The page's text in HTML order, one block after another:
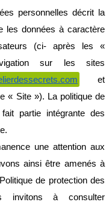
personnelles décrit la
les données à caractère
(ci- après les «
« Site »). La politique de
partie intégrante des
une attention aux
ainsi être amenés à
de protection des
invitons à consulter